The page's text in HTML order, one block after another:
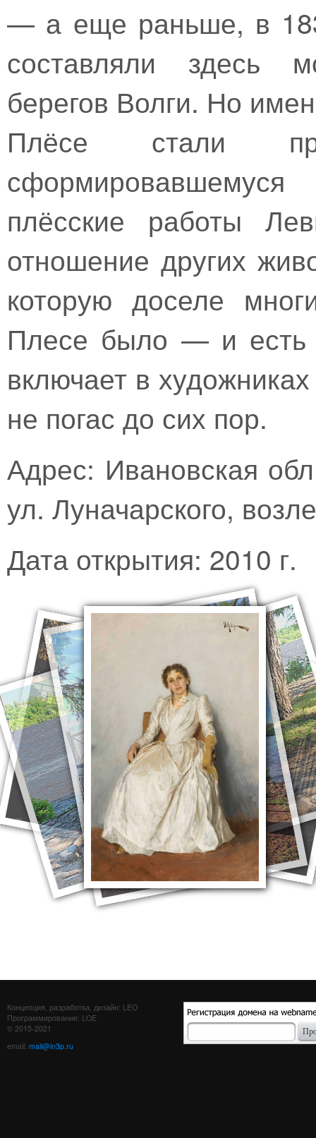
— а еще раньше, в
составляли здесь
берегов Волги. Но
Плёсе стали
плёсские работы
отношение других
которую доселе
Плесе было — и есть
включает в
не погас до сих пор.
Адрес: Ивановская
ул. Луначарского,
Дата открытия: 2010 г.
Концепция, разработка, дизайн: LEO
Программирование: LOE
© 2015-2021
email: mail@in3p.ru